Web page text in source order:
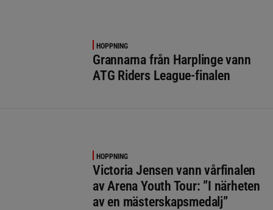
HOPPNING
Grannarna från Harplinge vann
ATG Riders League-finalen
HOPPNING
Victoria Jensen vann vårfinalen
av Arena Youth Tour: ”I närheten
av en mästerskapsmedalj”